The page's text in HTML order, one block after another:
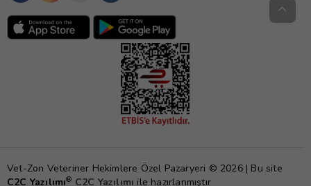
Vet-Zon Veteriner Hekimlere Özel Pazaryeri © 2026 | Bu site
C2C Yazılımı® C2C Yazılımı ile hazırlanmıştır